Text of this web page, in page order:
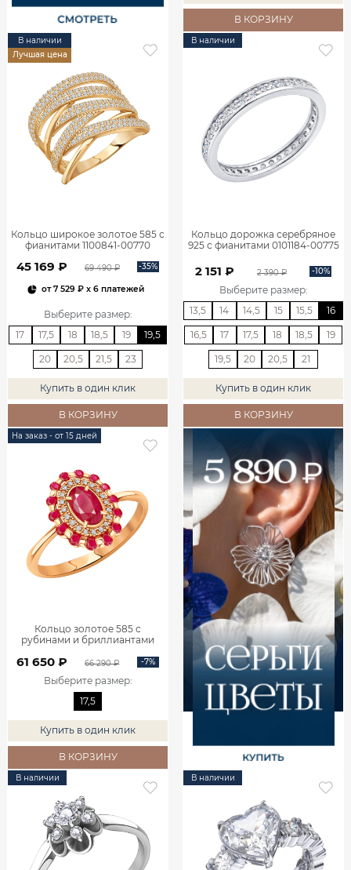
В КОРЗИНУ
В наличии
Лучшая цена
Кольцо широкое золотое 585 с
фианитами 1100841-00770
45 169 ₽ 69 490 ₽ -35%
от7 529 ₽x 6 платежей
Выберите размер:
17
17,5 18 18,5 19 19,5
20 20,5 21,5 23
Купить в один клик
В КОРЗИНУ
В наличии
Кольцо дорожка серебряное
925 с фианитами 0101184-00775
2 151 ₽ 2 390 ₽ -10%
Выберите размер:
13,5
14 14,5 15 15,5 16
16,5 17 17,5 18 18,5 19
19,5 20 20,5 21
Купить в один клик
В КОРЗИНУ
На заказ - от 15 дней
Кольцо золотое 585 с
рубинами и бриллиантами
61 650 ₽ 66 290 ₽ -7%
Выберите размер:
17,5
Купить в один клик
В КОРЗИНУ
В наличии В наличии